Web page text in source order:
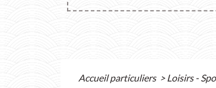
Accueil particuliers > Loisirs -